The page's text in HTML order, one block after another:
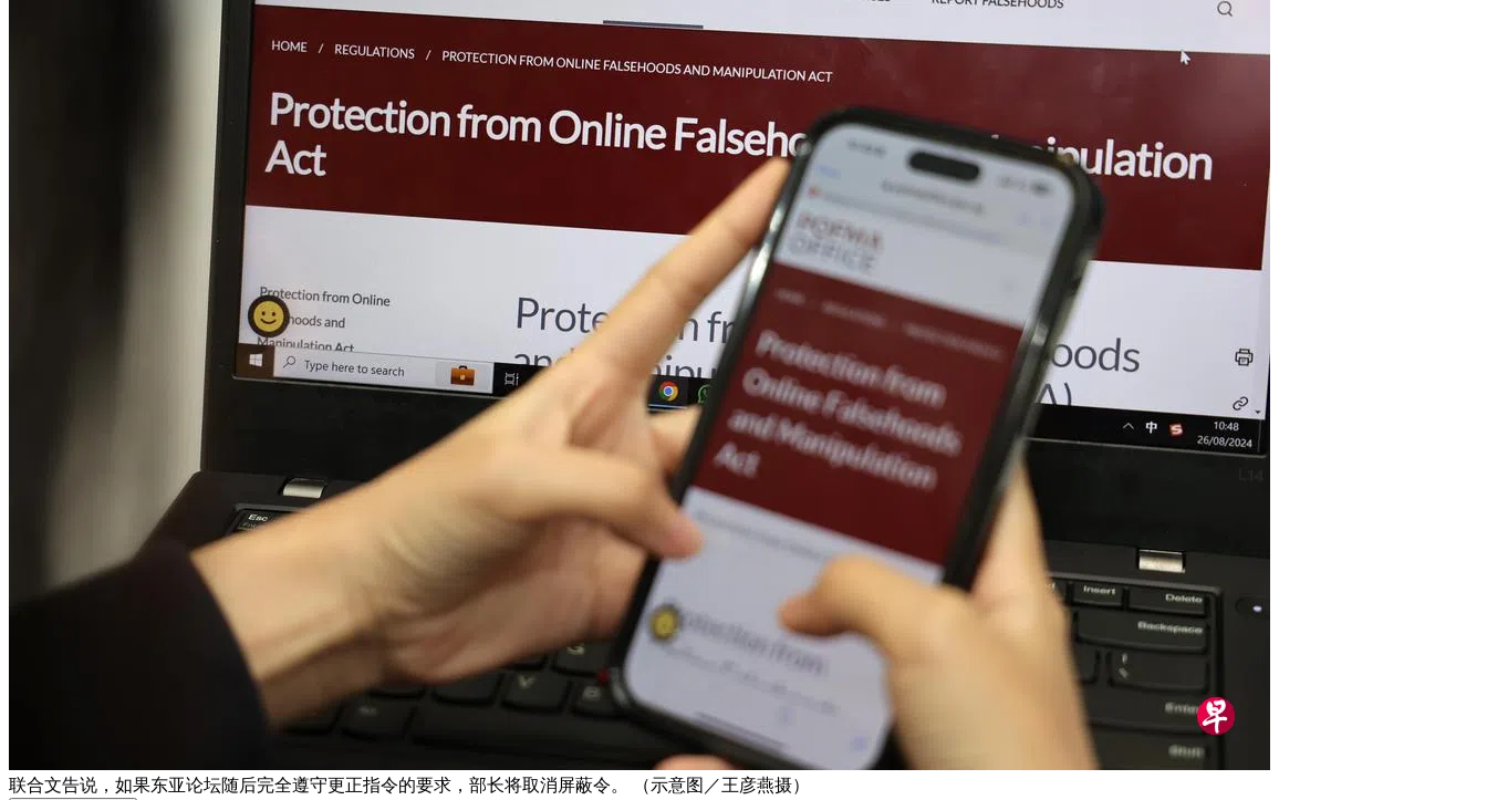
联合文告说，如果东亚论坛随后完全遵守更正指令的要求，部长将取消屏蔽令。 （示意图／王彦燕摄）